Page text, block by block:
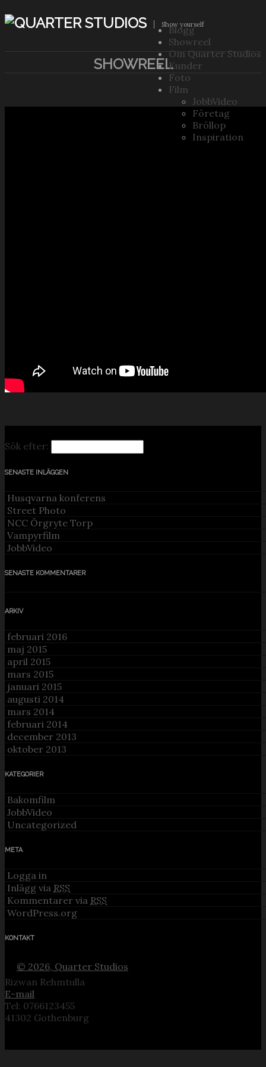
Show yourself
Blogg
Showreel
Om Quarter Studios
Kunder
Foto
Film
JobbVideo
Företag
Bröllop
Inspiration
SHOWREEL
Sök efter:
SENASTE INLÄGGEN
Husqvarna konferens
Street Photo
NCC Örgryte Torp
Vampyrfilm
JobbVideo
SENASTE KOMMENTARER
ARKIV
februari 2016
maj 2015
april 2015
mars 2015
januari 2015
augusti 2014
mars 2014
februari 2014
december 2013
oktober 2013
KATEGORIER
Bakomfilm
JobbVideo
Uncategorized
META
Logga in
Inlägg via RSS
Kommentarer via RSS
WordPress.org
KONTAKT
© 2026, Quarter Studios
Rizwan Rehmtulla
E-mail
Tel: 0766123455
41302 Gothenburg